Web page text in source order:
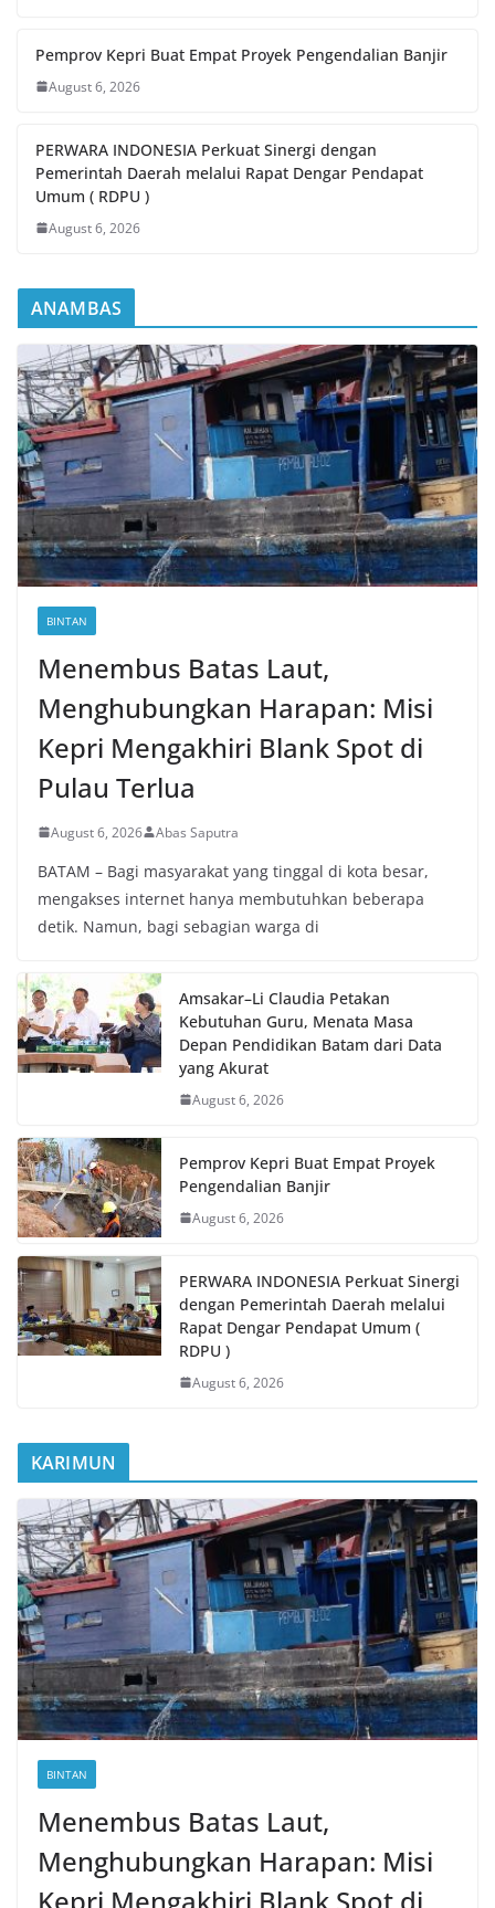
Pemprov Kepri Buat Empat Proyek Pengendalian Banjir
August 6, 2026
PERWARA INDONESIA Perkuat Sinergi dengan
Pemerintah Daerah melalui Rapat Dengar Pendapat
Umum ( RDPU )
August 6, 2026
ANAMBAS
BINTAN
Menembus Batas Laut,
Menghubungkan Harapan: Misi
Kepri Mengakhiri Blank Spot di
Pulau Terlua
August 6, 2026 Abas Saputra
BATAM – Bagi masyarakat yang tinggal di kota besar,
mengakses internet hanya membutuhkan beberapa
detik. Namun, bagi sebagian warga di
Amsakar–Li Claudia Petakan
Kebutuhan Guru, Menata Masa
Depan Pendidikan Batam dari Data
yang Akurat
August 6, 2026
Pemprov Kepri Buat Empat Proyek
Pengendalian Banjir
August 6, 2026
PERWARA INDONESIA Perkuat Sinergi
dengan Pemerintah Daerah melalui
Rapat Dengar Pendapat Umum (
RDPU )
August 6, 2026
KARIMUN
BINTAN
Menembus Batas Laut,
Menghubungkan Harapan: Misi